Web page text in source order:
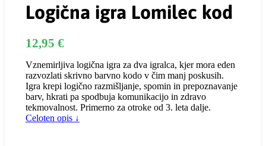
Logična igra Lomilec kod
12,95 €
Vznemirljiva logična igra za dva igralca, kjer mora eden
razvozlati skrivno barvno kodo v čim manj poskusih.
Igra krepi logično razmišljanje, spomin in prepoznavanje
barv, hkrati pa spodbuja komunikacijo in zdravo
tekmovalnost. Primerno za otroke od 3. leta dalje.
Celoten opis ↓